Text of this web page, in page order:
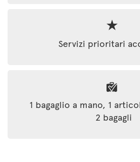
Servizi prioritari
1 bagaglio a mano, 1
2 bagagli